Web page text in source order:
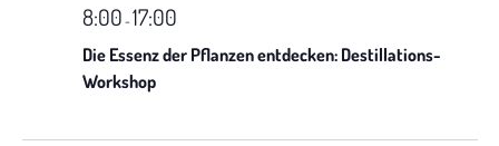
Die Essenz der Pflanzen entdecken: Destillations-
Workshop
8:00 - 17:00